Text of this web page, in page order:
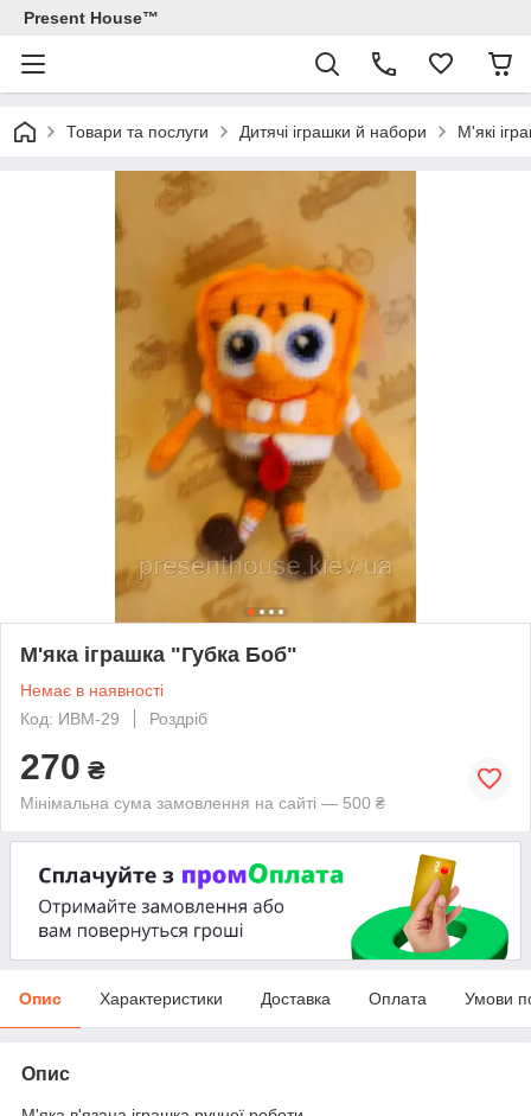
Present House™
Товари та послуги Дитячі іграшки й набори М'які
М'яка іграшка "Губка Боб"
Немає в наявності
Код: ИВМ-29
Роздріб
270 ₴
Мінімальна сума замовлення на сайті — 500 ₴
Опис Характеристики Доставка Оплата Умови
Опис